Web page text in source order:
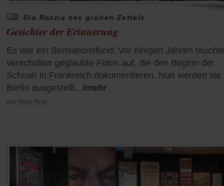
Die Razzia des grünen Zettels
Gesichter der Erinnerung
Es war ein Sensationsfund: Vor einigen Jahren
verschollen geglaubte Fotos auf, die den Beginn der
Schoah in Frankreich dokumentieren. Nun werden sie
Berlin ausgestellt. /mehr
von Alicia Rust